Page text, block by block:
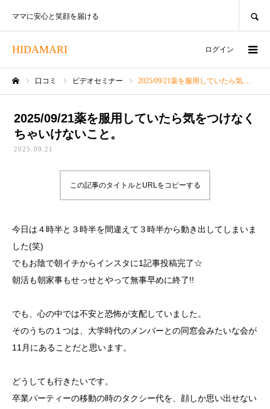
HIDAMARI
ママに安心と笑顔を届ける
ログイン
口コミ ビデオセミナー 2025/09/21薬を服用していたら気をつけなくちゃいけないこと。
2025/09/21薬を服用していたら気をつけなく
ちゃいけないこと。
2025.09.21
この記事のタイトルとURLをコピーする
今日は４時半と３時半を間違えて３時半から動き出してしまいま
した(笑)
でもお陰で朝イチからインスタに1記事投稿完了☆
朝活も朝家事もせっせとやって無事早めに終了!!
でも、心の中では不安と恐怖が支配していました。
そのうちの１つは、大学時代のメンバーとの同窓会みたいな会が
11月にあることだと思います。
どうしても行きたいです。
卒業パーティーの移動の時のタクシー代を、顔しか思い出せない